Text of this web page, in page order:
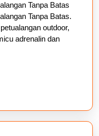
Tanpa
Batas
Tanpa Batas
Tanpa Batas.
outdoor,
adrenalin dan